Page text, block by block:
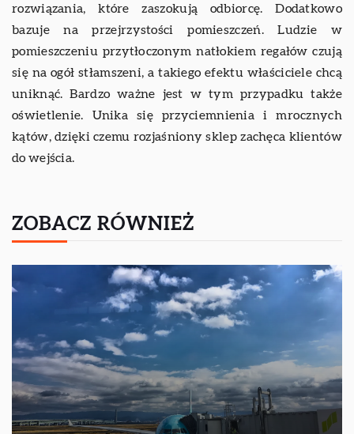
rozwiązania, które zaszokują odbiorcę. Dodatkowo
bazuje na przejrzystości pomieszczeń. Ludzie w
pomieszczeniu przytłoczonym natłokiem regałów czują
się na ogół stłamszeni, a takiego efektu właściciele chcą
uniknąć. Bardzo ważne jest w tym przypadku także
oświetlenie. Unika się przyciemnienia i mrocznych
kątów, dzięki czemu rozjaśniony sklep zachęca klientów
do wejścia.
ZOBACZ RÓWNIEŻ